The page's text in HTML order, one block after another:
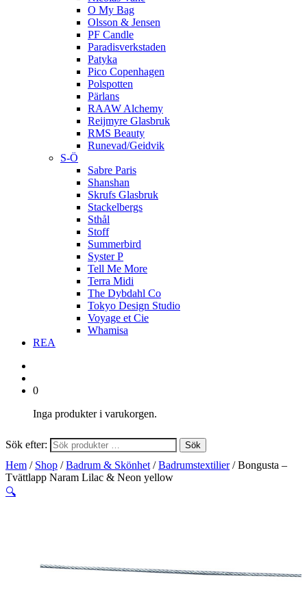
O My Bag
Olsson & Jensen
PF Candle
Paradisverkstaden
Patyka
Pico Copenhagen
Polspotten
Pärlans
RAAW Alchemy
Reijmyre Glasbruk
RMS Beauty
Runevad/Geidvik
S-Ö
Sabre Paris
Shanshan
Skrufs Glasbruk
Stackelbergs
Sthål
Stoff
Summerbird
Syster P
Tell Me More
Terra Midi
The Dybdahl Co
Tokyo Design Studio
Voyage et Cie
Whamisa
REA
0
Inga produkter i varukorgen.
Sök efter: Sök
Hem / Shop /Badrum & Skönhet /Badrumstextilier/ Bongusta –
Tvättlapp Naram Lilac & Neon yellow
🔍